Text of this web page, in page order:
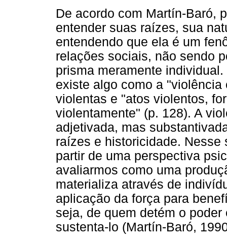
De acordo com Martín-Baró,
entender suas raízes, sua
entendendo que ela é um
relações sociais, não sendo
prisma meramente
existe algo como a
violentas e "atos violentos,
violentamente" (p. 128). A
adjetivada, mas
raízes e historicidade. Nesse
partir de uma perspectiva
avaliarmos como uma
materializa através de
aplicação da força para
seja, de quem detém o
sustenta-lo (Martín-Baró,